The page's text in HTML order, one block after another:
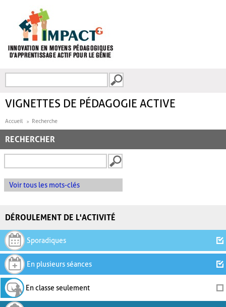
FORMULAIRE DE
VIGNETTES DE PÉDAGOGIE ACTIVE
Accueil Recherche
RECHERCHER
Voir tous les mots-clés
DÉROULEMENT DE L'ACTIVITÉ
Sporadiques
En plusieurs séances
En classe seulement